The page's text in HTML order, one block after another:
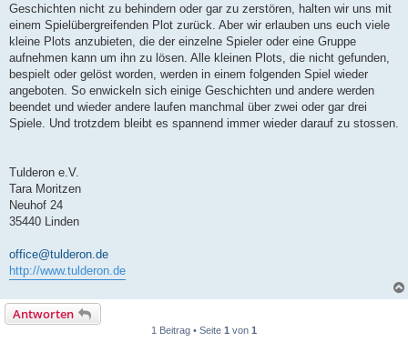
Geschichten nicht zu behindern oder gar zu zerstören, halten wir uns mit
einem Spielübergreifenden Plot zurück. Aber wir erlauben uns euch viele
kleine Plots anzubieten, die der einzelne Spieler oder eine Gruppe
aufnehmen kann um ihn zu lösen. Alle kleinen Plots, die nicht gefunden,
bespielt oder gelöst worden, werden in einem folgenden Spiel wieder
angeboten. So enwickeln sich einige Geschichten und andere werden
beendet und wieder andere laufen manchmal über zwei oder gar drei
Spiele. Und trotzdem bleibt es spannend immer wieder darauf zu stossen.
Tulderon e.V.
Tara Moritzen
Neuhof 24
35440 Linden
office@tulderon.de
http://www.tulderon.de
Antworten
1 Beitrag • Seite 1 von 1